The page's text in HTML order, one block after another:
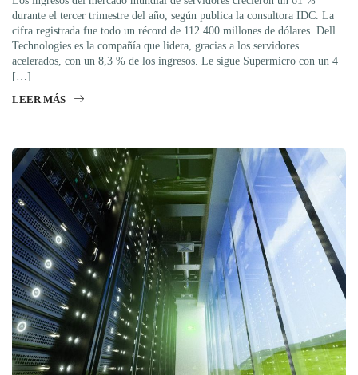
durante el tercer trimestre del año, según publica la consultora IDC. La
cifra registrada fue todo un récord de 112 400 millones de dólares. Dell
Technologies es la compañía que lidera, gracias a los servidores
acelerados, con un 8,3 % de los ingresos. Le sigue Supermicro con un 4
[…]
LEER MÁS